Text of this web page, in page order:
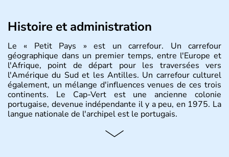
Histoire et administration
Le « Petit Pays » est un carrefour. Un carrefour
géographique dans un premier temps, entre l'Europe et
l'Afrique, point de départ pour les traversées vers
l'Amérique du Sud et les Antilles. Un carrefour culturel
également, un mélange d'influences venues de ces trois
continents. Le Cap-Vert est une ancienne colonie
portugaise, devenue indépendante il y a peu, en 1975. La
langue nationale de l'archipel est le portugais.